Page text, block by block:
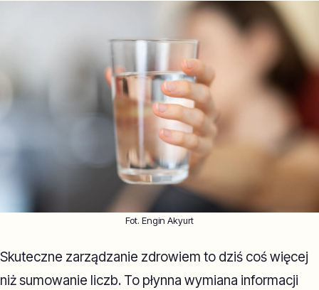
Fot. Engin Akyurt
Skuteczne zarządzanie zdrowiem to dziś coś więcej
niż sumowanie liczb. To płynna wymiana informacji